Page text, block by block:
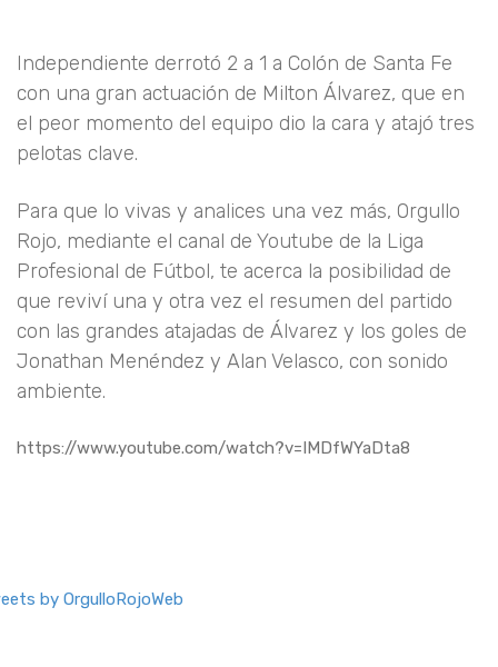
Independiente derrotó 2 a 1 a Colón de Santa Fe
con una gran actuación de Milton Álvarez, que en
el peor momento del equipo dio la cara y atajó tres
pelotas clave.
Para que lo vivas y analices una vez más, Orgullo
Rojo, mediante el canal de Youtube de la Liga
Profesional de Fútbol, te acerca la posibilidad de
que reviví una y otra vez el resumen del partido
con las grandes atajadas de Álvarez y los goles de
Jonathan Menéndez y Alan Velasco, con sonido
ambiente.
https://www.youtube.com/watch?v=IMDfWYaDta8
by OrgulloRojoWeb